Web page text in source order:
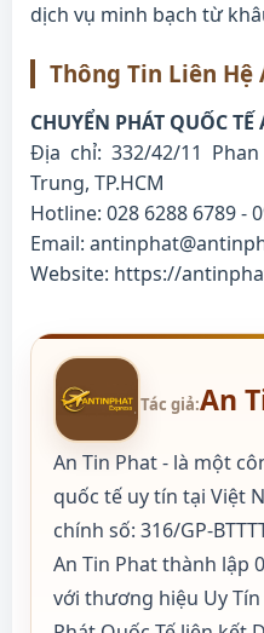
dịch vụ minh bạch từ
Thông Tin Liên Hệ
CHUYỂN PHÁT QUỐC
Địa chỉ: 332/42/11
Trung, TP.HCM
Hotline: 028 6288 6789 -
Email:
Website: https://
Tác giả:An
An Tin Phat - là một
quốc tế uy tín tại Việt
chính số: 316/GP-
An Tin Phat thành lập
với thương hiệu Uy